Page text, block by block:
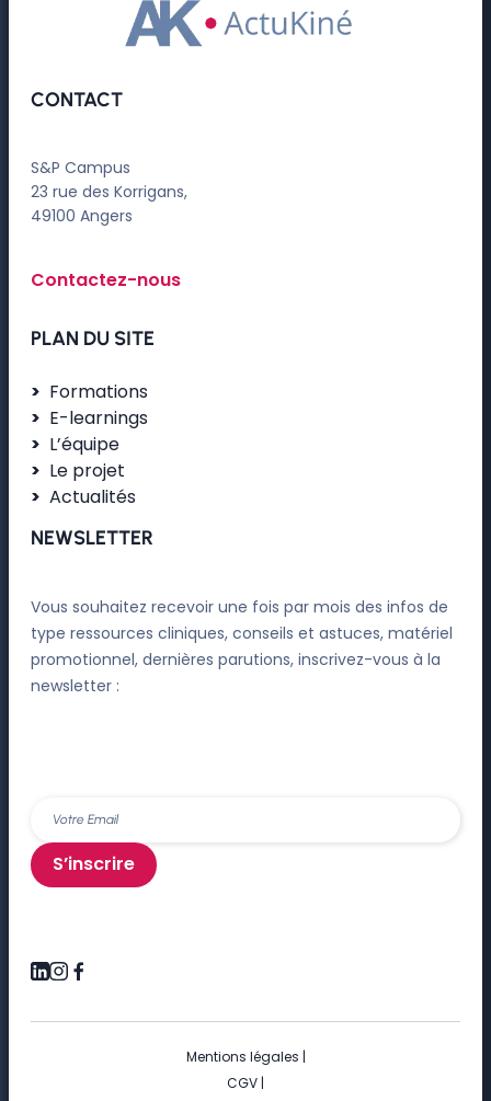
CONTACT
S&P Campus
23 rue des Korrigans,
49100 Angers
Contactez-nous
PLAN DU SITE
Formations
E-learnings
L’équipe
Le projet
Actualités
NEWSLETTER
Vous souhaitez recevoir une fois par mois des infos de
type ressources cliniques, conseils et astuces, matériel
promotionnel, dernières parutions, inscrivez-vous à la
newsletter :
S’inscrire
Mentions légales |
CGV |